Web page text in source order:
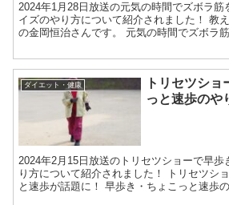
2024年1月28日放送の元気の時間でズボラ筋
イズのやり方について紹介されました！ 教
の金岡恒治さんです。 元気の時間でズボラ
ダイエット・健康
トリセツショ
っと速歩のや
2024年2月15日放送のトリセツショーで早
り方について紹介されました！ トリセツシ
と速歩が話題に！ 早歩き・ちょこっと速歩